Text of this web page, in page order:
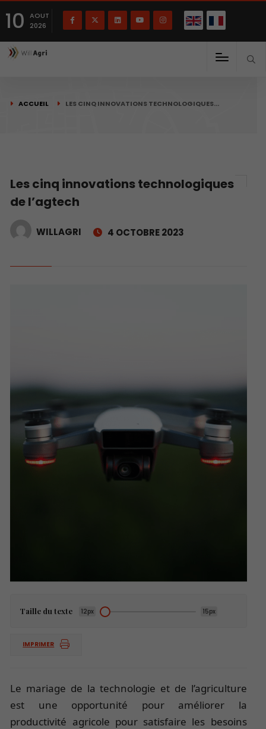
10
AOUT
2026
ACCUEIL LES CINQ INNOVATIONS TECHNOLOGIQUES…
Les cinq innovations technologiques
de l’agtech
WILLAGRI 4 OCTOBRE 2023
Taille du texte 12px 15px
IMPRIMER
Le mariage de la technologie et de l’agriculture
est une opportunité pour améliorer la
productivité agricole pour satisfaire les besoins
Français English(English)